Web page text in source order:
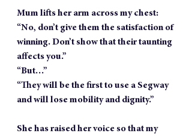
Mum lifts her arm across my chest:
“No, don’t give them the satisfaction of
winning. Don’t show that their taunting
affects you.”
“But…”
“They will be the first to use a Segway
and will lose mobility and dignity.”
She has raised her voice so that my